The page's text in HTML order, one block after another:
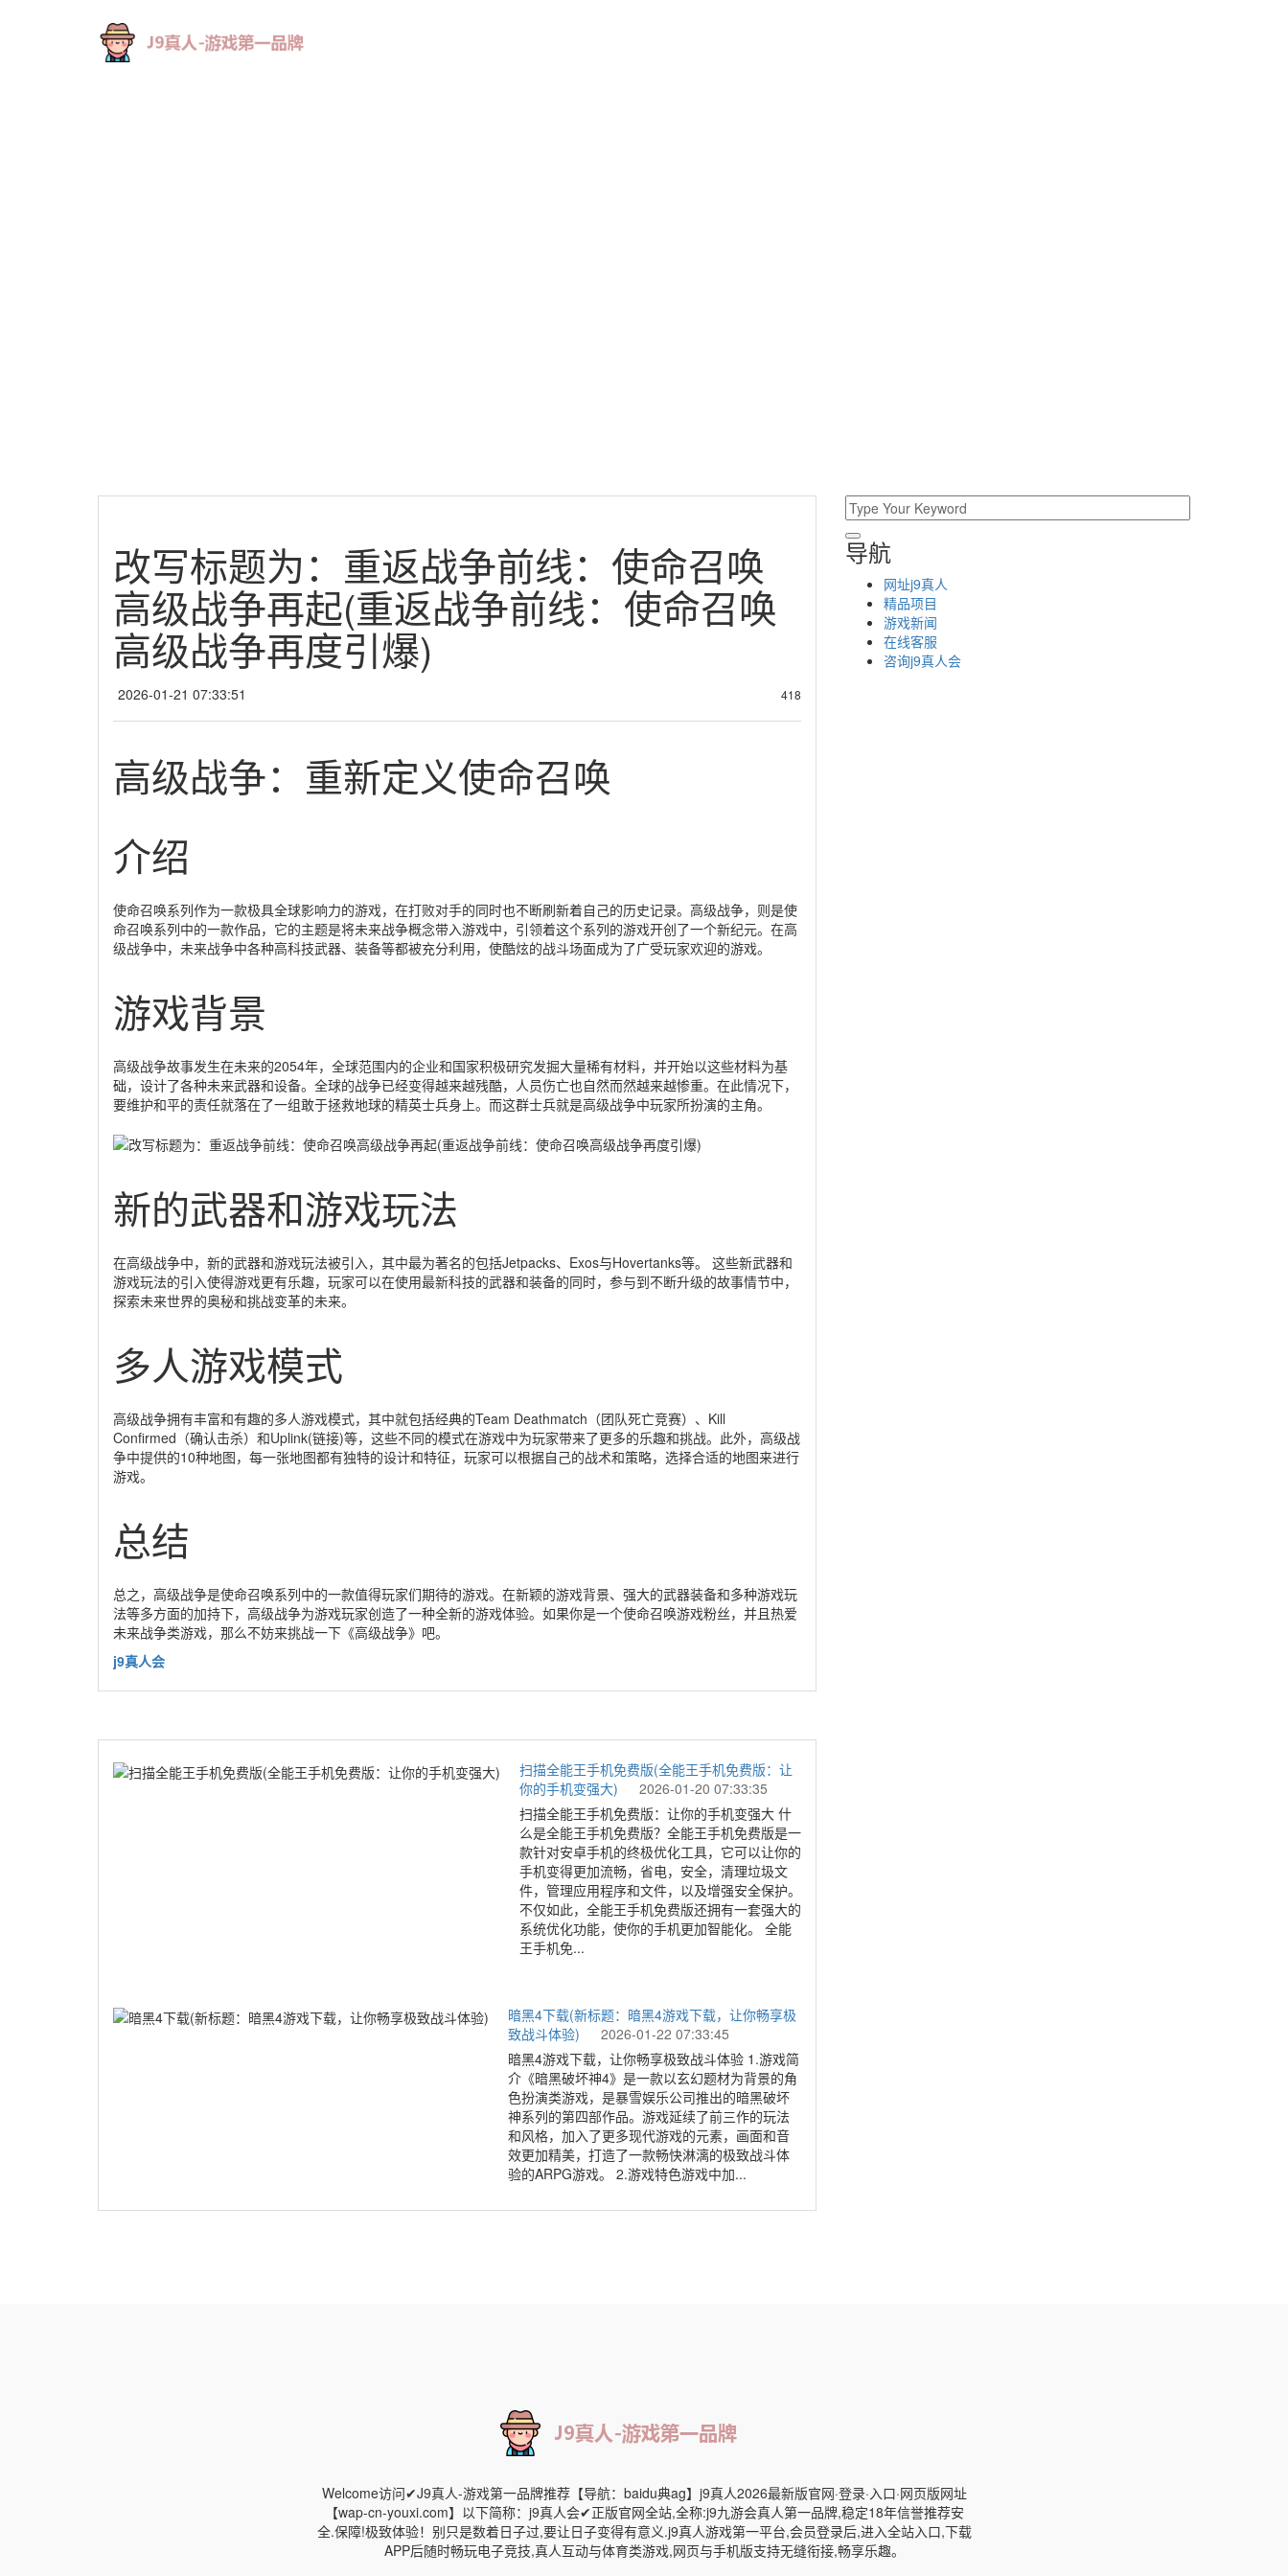
改写标题为：重返战争前线：使命召唤
高级战争再起(重返战争前线：使命召唤
高级战争再度引爆)
2026-01-21 07:33:51 418
高级战争：重新定义使命召唤
介绍
使命召唤系列作为一款极具全球影响力的游戏，在打败对手的同时也不断刷新着自己的历史记录。高级战争，则是使
命召唤系列中的一款作品，它的主题是将未来战争概念带入游戏中，引领着这个系列的游戏开创了一个新纪元。在高
级战争中，未来战争中各种高科技武器、装备等都被充分利用，使酷炫的战斗场面成为了广受玩家欢迎的游戏。
游戏背景
高级战争故事发生在未来的2054年，全球范围内的企业和国家积极研究发掘大量稀有材料，并开始以这些材料为基
础，设计了各种未来武器和设备。全球的战争已经变得越来越残酷，人员伤亡也自然而然越来越惨重。在此情况下，
要维护和平的责任就落在了一组敢于拯救地球的精英士兵身上。而这群士兵就是高级战争中玩家所扮演的主角。
新的武器和游戏玩法
在高级战争中，新的武器和游戏玩法被引入，其中最为著名的包括Jetpacks、Exos与Hovertanks等。 这些新武器和
游戏玩法的引入使得游戏更有乐趣，玩家可以在使用最新科技的武器和装备的同时，参与到不断升级的故事情节中，
探索未来世界的奥秘和挑战变革的未来。
多人游戏模式
高级战争拥有丰富和有趣的多人游戏模式，其中就包括经典的Team Deathmatch（团队死亡竞赛）、Kill
Confirmed（确认击杀）和Uplink(链接)等，这些不同的模式在游戏中为玩家带来了更多的乐趣和挑战。此外，高级战
争中提供的10种地图，每一张地图都有独特的设计和特征，玩家可以根据自己的战术和策略，选择合适的地图来进行
游戏。
总结
总之，高级战争是使命召唤系列中的一款值得玩家们期待的游戏。在新颖的游戏背景、强大的武器装备和多种游戏玩
法等多方面的加持下，高级战争为游戏玩家创造了一种全新的游戏体验。如果你是一个使命召唤游戏粉丝，并且热爱
未来战争类游戏，那么不妨来挑战一下《高级战争》吧。
j9真人会
扫描全能王手机免费版(全能王手机免费版：让
你的手机变强大)
2026-01-20 07:33:35
扫描全能王手机免费版：让你的手机变强大 什
么是全能王手机免费版？全能王手机免费版是一
款针对安卓手机的终极优化工具，它可以让你的
手机变得更加流畅，省电，安全，清理垃圾文
件，管理应用程序和文件，以及增强安全保护。
不仅如此，全能王手机免费版还拥有一套强大的
系统优化功能，使你的手机更加智能化。 全能
王手机免...
暗黑4下载(新标题：暗黑4游戏下载，让你畅享极
致战斗体验)
2026-01-22 07:33:45
暗黑4游戏下载，让你畅享极致战斗体验 1.游戏简
介《暗黑破坏神4》是一款以玄幻题材为背景的角
色扮演类游戏，是暴雪娱乐公司推出的暗黑破坏
神系列的第四部作品。游戏延续了前三作的玩法
和风格，加入了更多现代游戏的元素，画面和音
效更加精美，打造了一款畅快淋漓的极致战斗体
验的ARPG游戏。 2.游戏特色游戏中加...
导航
网址j9真人
精品项目
游戏新闻
在线客服
咨询j9真人会
Welcome访问✔J9真人-游戏第一品牌推荐【导航：baidu典ag】j9真人2026最新版官网·登录·入口·网页版网址
【wap-cn-youxi.com】以下简称：j9真人会✔正版官网全站,全称:j9九游会真人第一品牌,稳定18年信誉推荐安
全.保障!极致体验！别只是数着日子过,要让日子变得有意义.j9真人游戏第一平台,会员登录后,进入全站入口,下载
APP后随时畅玩电子竞技,真人互动与体育类游戏,网页与手机版支持无缝衔接,畅享乐趣。